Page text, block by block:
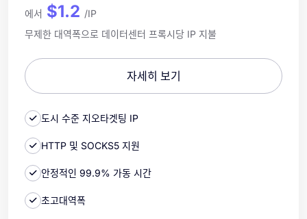
에서 $1.2 /IP
무제한 대역폭으로 데이터센터 프록시당 IP 지불
자세히 보기
도시 수준 지오타겟팅 IP
HTTP 및 SOCKS5 지원
안정적인 99.9% 가동 시간
초고대역폭